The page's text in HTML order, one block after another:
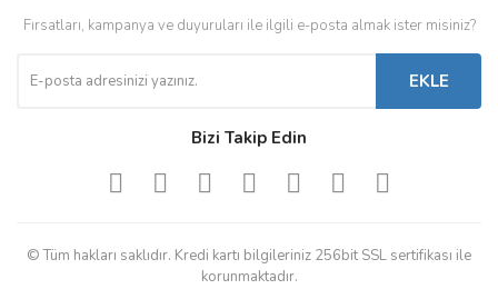
Fırsatları, kampanya ve duyuruları ile ilgili e-posta almak ister misiniz?
EKLE
Bizi Takip Edin
© Tüm hakları saklıdır. Kredi kartı bilgileriniz 256bit SSL sertifikası ile
korunmaktadır.